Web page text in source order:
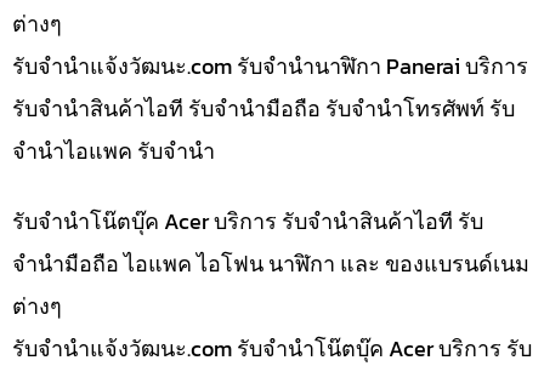
ต่างๆ
รับจํานําแจ้งวัฒนะ.com รับจำนำนาฬิกา Panerai บริการ
รับจำนำสินค้าไอที รับจำนำมือถือ รับจำนำโทรศัพท์ รับ
จำนำไอแพค รับจำนำ
รับจำนำโน๊ตบุ๊ค Acer บริการ รับจำนำสินค้าไอที รับ
จำนำมือถือ ไอแพค ไอโฟน นาฬิกา และ ของแบรนด์เนม
ต่างๆ
รับจํานําแจ้งวัฒนะ.com รับจำนำโน๊ตบุ๊ค Acer บริการ รับ